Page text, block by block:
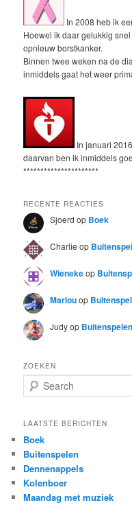
In 2008 heb ik
Hoewel ik daar gelukkig
opnieuw borstkanker.
Binnen twee weken na de
inmiddels gaat het weer
In januari
daarvan ben ik inmiddels
**********************
RECENTE REACTIES
Sjoerd op Boek
Charlie op
Wienekeop
Marlouop
Judyop Buitenspelen
ZOEKEN
e
r
h
LAATSTE BERICHTEN
Boek
Buitenspelen
Dennenappels
Kolenboer
Maandag met muziek